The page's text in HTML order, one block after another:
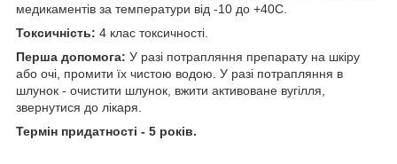
медикаментів за температури від -10 до +40С.
Токсичність: 4 клас токсичності.
Перша допомога: У разі потрапляння препарату на шкіру
або очі, промити їх чистою водою. У разі потрапляння в
шлунок - очистити шлунок, вжити активоване вугілля,
звернутися до лікаря.
Термін придатності - 5 років.